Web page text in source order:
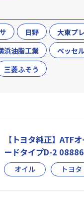
日野 大東プ
浜油脂工業
ベッセ
三菱ふそう
【トヨタ純正】ATF
ードタイプD-2
オイル トヨタ